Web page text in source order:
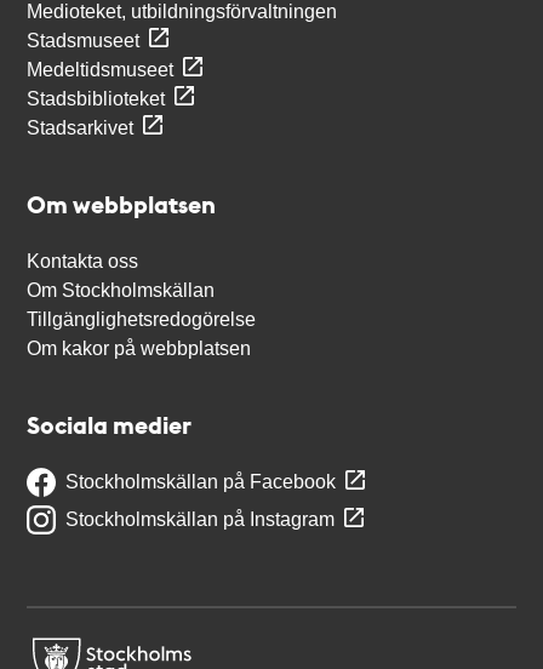
Medioteket, utbildningsförvaltningen
Stadsmuseet
Medeltidsmuseet
Stadsbiblioteket
Stadsarkivet
Om webbplatsen
Kontakta oss
Om Stockholmskällan
Tillgänglighetsredogörelse
Om kakor på webbplatsen
Sociala medier
Stockholmskällan på Facebook
Stockholmskällan på Instagram